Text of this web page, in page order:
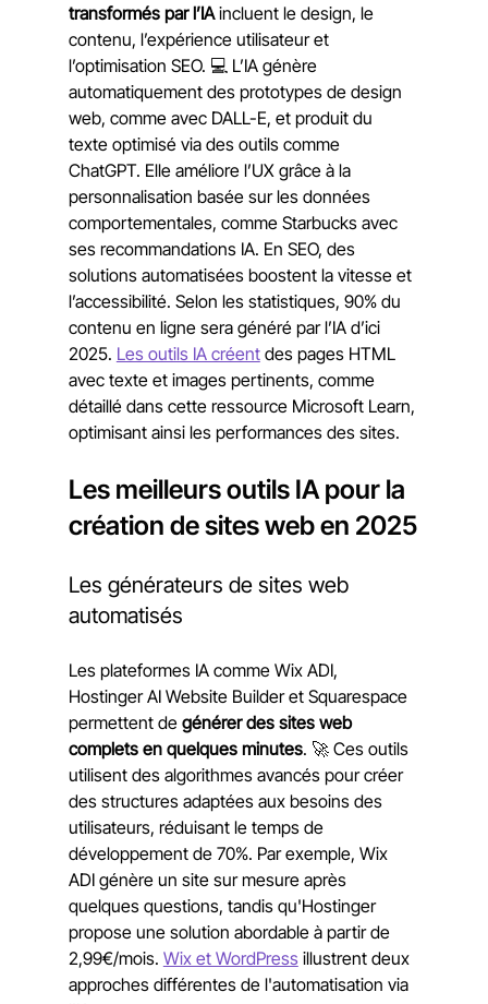
transformés par l’IA incluent le design, le
contenu, l’expérience utilisateur et
l’optimisation SEO. 💻 L’IA génère
automatiquement des prototypes de design
web, comme avec DALL-E, et produit du
texte optimisé via des outils comme
ChatGPT. Elle améliore l’UX grâce à la
personnalisation basée sur les données
comportementales, comme Starbucks avec
ses recommandations IA. En SEO, des
solutions automatisées boostent la vitesse et
l’accessibilité. Selon les statistiques, 90% du
contenu en ligne sera généré par l’IA d’ici
2025. Les outils IA créent des pages HTML
avec texte et images pertinents, comme
détaillé dans cette ressource Microsoft Learn,
optimisant ainsi les performances des sites.
Les meilleurs outils IA pour la
création de sites web en 2025
Les générateurs de sites web
automatisés
Les plateformes IA comme Wix ADI,
Hostinger AI Website Builder et Squarespace
permettent de générer des sites web
complets en quelques minutes. 🚀 Ces outils
utilisent des algorithmes avancés pour créer
des structures adaptées aux besoins des
utilisateurs, réduisant le temps de
développement de 70%. Par exemple, Wix
ADI génère un site sur mesure après
quelques questions, tandis qu'Hostinger
propose une solution abordable à partir de
2,99€/mois. Wix et WordPress illustrent deux
approches différentes de l'automatisation via